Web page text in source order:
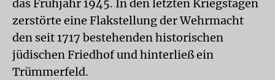
das Frühjahr 1945. In den letzten Kriegstagen
zerstörte eine Flakstellung der Wehrmacht
den seit 1717 bestehenden historischen
jüdischen Friedhof und hinterließ ein
Trümmerfeld.